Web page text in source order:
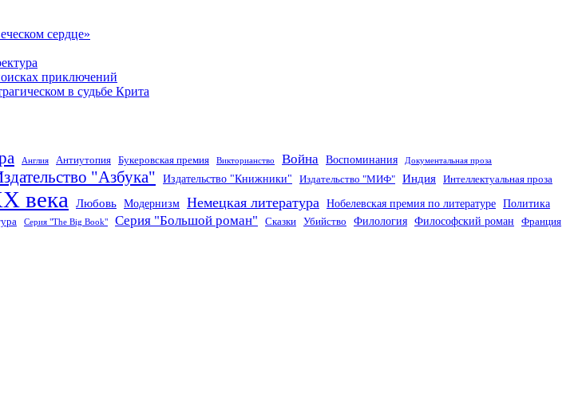
сердце»
приключений
в судьбе Крита
Англия Антиутопия Букеровская премия Викторианство Война Воспоминания Документальная проза
"Азбука" Издательство "Книжники" Издательство "МИФ" Индия Интеллектуальная проза
века Любовь Модернизм Немецкая литература Нобелевская премия по литературе Политика
Серия "The Big Book" Серия "Большой роман" Сказки Убийство Филология Философский роман Франция